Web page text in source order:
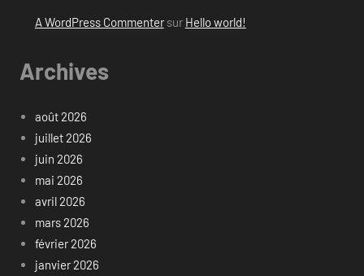
A WordPress Commentersur Hello world!
Archives
août 2026
juillet 2026
juin 2026
mai 2026
avril 2026
mars 2026
février 2026
janvier 2026